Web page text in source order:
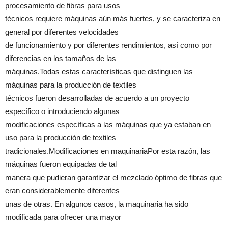
procesamiento de fibras para usos
técnicos requiere máquinas aún más fuertes, y se caracteriza en
general por diferentes velocidades
de funcionamiento y por diferentes rendimientos, así como por
diferencias en los tamaños de las
máquinas.Todas estas características que distinguen las
máquinas para la producción de textiles
técnicos fueron desarrolladas de acuerdo a un proyecto
específico o introduciendo algunas
modificaciones específicas a las máquinas que ya estaban en
uso para la producción de textiles
tradicionales.Modificaciones en maquinariaPor esta razón, las
máquinas fueron equipadas de tal
manera que pudieran garantizar el mezclado óptimo de fibras que
eran considerablemente diferentes
unas de otras. En algunos casos, la maquinaria ha sido
modificada para ofrecer una mayor